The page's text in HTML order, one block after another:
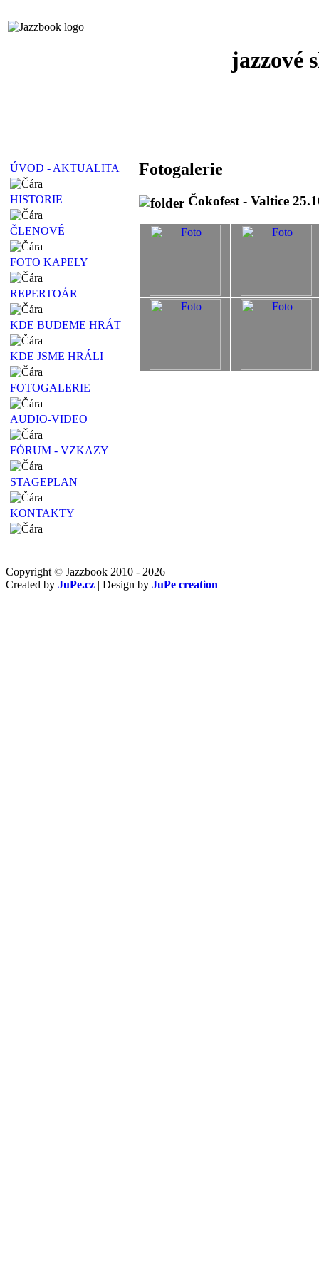
jazzové
ÚVOD - AKTUALITA
HISTORIE
ČLENOVÉ
FOTO KAPELY
REPERTOÁR
KDE BUDEME HRÁT
KDE JSME HRÁLI
FOTOGALERIE
AUDIO-VIDEO
FÓRUM - VZKAZY
STAGEPLAN
KONTAKTY
Fotogalerie
Čokofest - Valtice
Copyright © Jazzbook 2010 - 2026
Created by JuPe.cz | Design by JuPe creation